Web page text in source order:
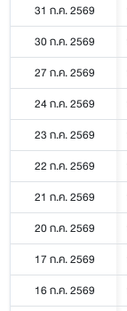
31 ก.ค. 2569
30 ก.ค. 2569
27 ก.ค. 2569
24 ก.ค. 2569
23 ก.ค. 2569
22 ก.ค. 2569
21 ก.ค. 2569
20 ก.ค. 2569
17 ก.ค. 2569
16 ก.ค. 2569